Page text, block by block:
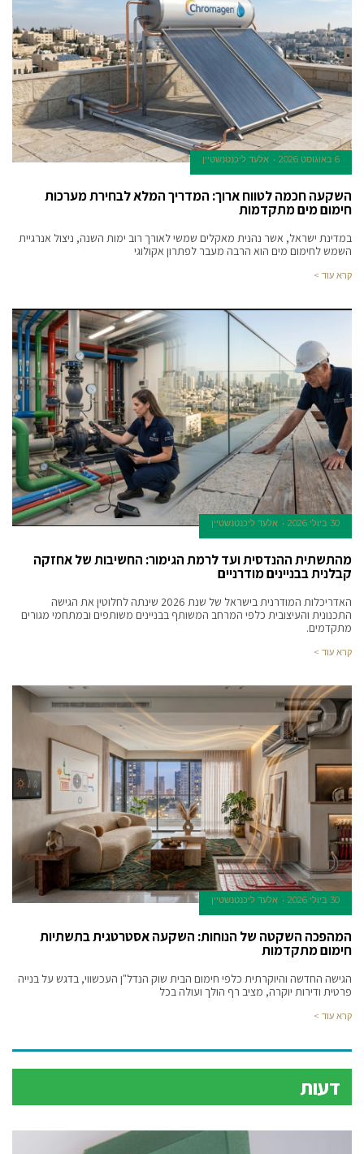
6 באוגוסט 2026 אלעד ליכנטנשטיין
השקעה חכמה לטווח ארוך: המדריך המלא לבחירת מערכות
חימום מים מתקדמות
במדינת ישראל, אשר נהנית מאקלים שמשי לאורך רוב ימות השנה, ניצול אנרגיית
השמש לחימום מים הוא הרבה מעבר לפתרון אקולוגי
קרא עוד >
30 ביולי 2026 אלעד ליכנטנשטיין
מהתשתית ההנדסית ועד לרמת הגימור: החשיבות של אחזקה
קבלנית בבניינים מודרניים
האדריכלות המודרנית בישראל של שנת 2026 שינתה לחלוטין את הגישה
התכנונית והעיצובית כלפי המרחב המשותף בבניינים משותפים ובמתחמי מגורים
מתקדמים.
קרא עוד >
30 ביולי 2026 אלעד ליכנטנשטיין
המהפכה השקטה של הנוחות: השקעה אסטרטגית בתשתיות
חימום מתקדמות
הגישה החדשה והיוקרתית כלפי חימום הבית שוק הנדל"ן העכשווי, בדגש על בנייה
פרטית ודירות יוקרה, מציב רף הולך ועולה בכל
קרא עוד >
דעות